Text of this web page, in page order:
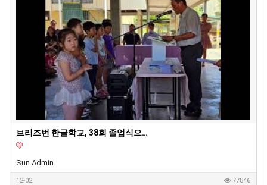
브리즈번 한글학교, 38회 졸업식으로 멋진 여정의 시작
Sun Admin
12-02 77846